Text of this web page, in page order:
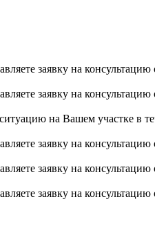
заявку на консультацию
заявку на консультацию
на Вашем участке в
заявку на консультацию
заявку на консультацию
заявку на консультацию